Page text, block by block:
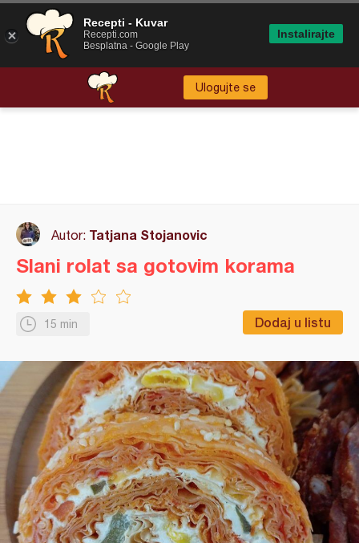
Ulogujte se
Autor: Tatjana Stojanovic
15 min Dodaj u listu
Slani rolat sa gotovim korama
Recepti - Kuvar
Recepti.com
Besplatna - Google Play
Instalirajte